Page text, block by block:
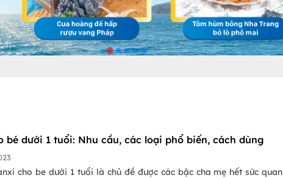
bé dưới 1 tuổi: Nhu cầu, các loại phổ biến, cách dùng
cho be dưới 1 tuổi là chủ đề được các bậc cha mẹ hết sức quan